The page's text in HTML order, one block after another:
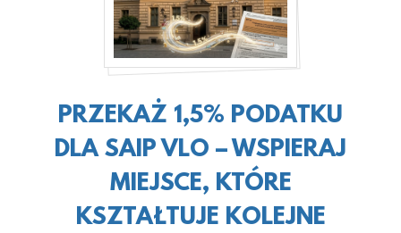
PRZEKAŻ 1,5% PODATKU
DLA SAIP VLO – WSPIERAJ
MIEJSCE, KTÓRE
KSZTAŁTUJE KOLEJNE